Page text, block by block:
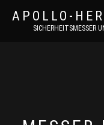
APOLLO-
SICHERHEITSMESSER